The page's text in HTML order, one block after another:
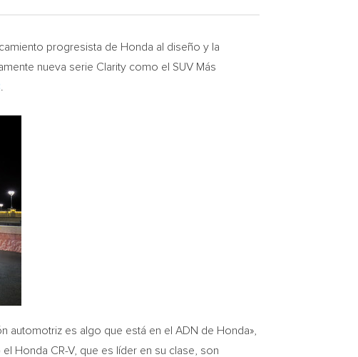
progresista de Honda al diseño y la
nueva serie Clarity como el SUV Más
es algo que está en el ADN de Honda»,
Honda CR-V, que es líder en su clase, son